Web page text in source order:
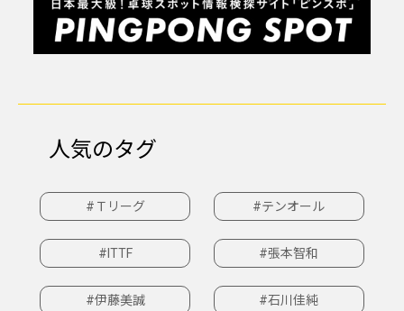
人気のタグ
#Ｔリーグ #テンオール
#ITTF #張本智和
#伊藤美誠 #石川佳純